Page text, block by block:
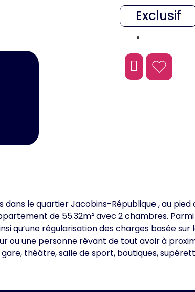
Exclusif
le quartier Jacobins-République , au pied
de 55.32m² avec 2 chambres.
qu’une régularisation des charges basée sur
ou une personne rêvant de tout avoir à
gare, théâtre, salle de sport, boutiques,